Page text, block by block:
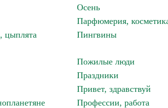
Осень
Парфюмерия,
цыплята
Пингвины
Пожилые люди
Праздники
Привет, здравствуй
Профессии, работа